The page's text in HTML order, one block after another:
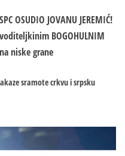
OSUDIO JOVANU JEREMIĆ!
BOGOHULNIM
niske grane
sramote crkvu i srpsku